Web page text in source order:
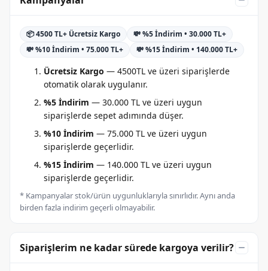
📦 4500 TL+ Ücretsiz Kargo
💸 %5 İndirim • 30.000 TL+
💸 %10 İndirim • 75.000 TL+
💸 %15 İndirim • 140.000 TL+
Ücretsiz Kargo — 4500TL ve üzeri siparişlerde
otomatik olarak uygulanır.
%5 İndirim — 30.000 TL ve üzeri uygun
siparişlerde sepet adımında düşer.
%10 İndirim — 75.000 TL ve üzeri uygun
siparişlerde geçerlidir.
%15 İndirim — 140.000 TL ve üzeri uygun
siparişlerde geçerlidir.
* Kampanyalar stok/ürün uygunluklarıyla sınırlıdır. Aynı anda
birden fazla indirim geçerli olmayabilir.
Siparişlerim ne kadar sürede kargoya verilir?